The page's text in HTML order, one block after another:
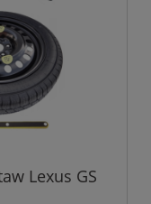
Lexus GS